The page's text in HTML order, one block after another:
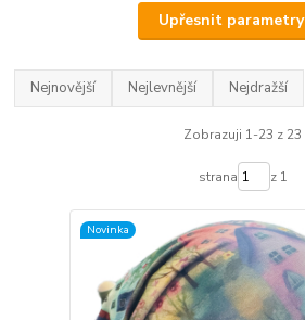
Upřesnit parametry
Nejnovější Nejlevnější Nejdražší
Zobrazuji 1-23 z 23
strana z 1
Novinka